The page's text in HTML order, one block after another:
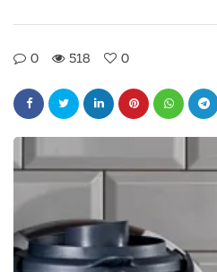
0 518 0